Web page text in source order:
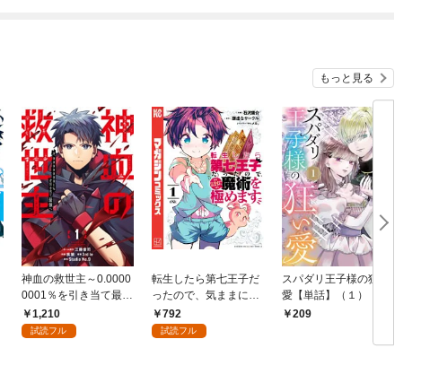
もっと見る
神血の救世主～0.0000
0001％を引き当て最強
へ～【電子書籍特典
付】（１）
1,210
試読フル
転生したら第七王子だ
ったので、気ままに魔
術を極めます（１）
792
試読フル
スパダリ王子様の狂い
愛【単話】（１）
209